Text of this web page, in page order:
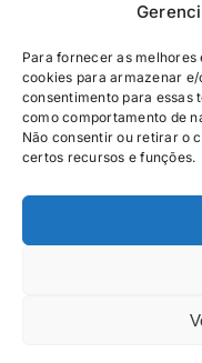
Para fornecer as
cookies para armazenar
consentimento para essas
como comportamento de
Não consentir ou retirar o
certos recursos e funções.
POLÍTICA DE COOKIES
POLÍTICA DE
© Jandaia - 2026 ·